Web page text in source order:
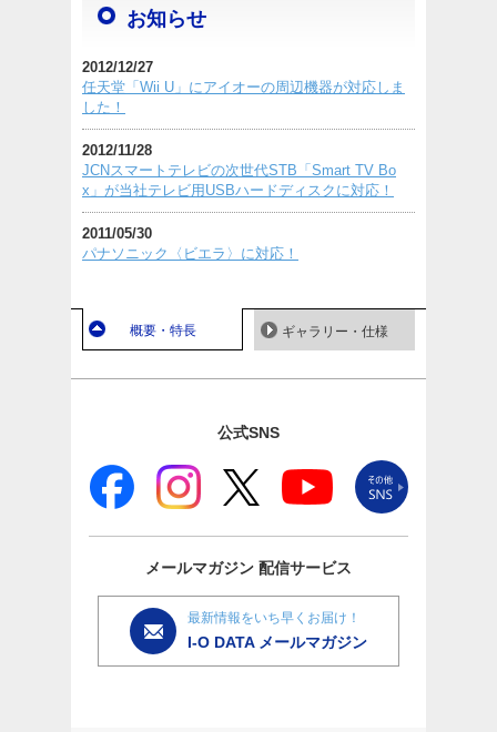
お知らせ
2012/12/27
任天堂「Wii U」にアイオーの周辺機器が対応しま
した！
2012/11/28
JCNスマートテレビの次世代STB「Smart TV Bo
x」が当社テレビ用USBハードディスクに対応！
2011/05/30
パナソニック〈ビエラ〉に対応！
概要・特長 ギャラリー・仕様
公式SNS
メールマガジン 配信サービス
最新情報をいち早くお届け！
I-O DATA メールマガジン